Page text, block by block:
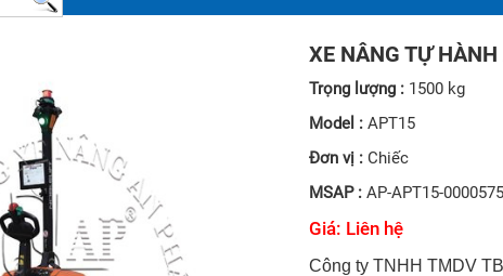
XE NÂNG TỰ
Trọng lượng : 1500 kg
Model : APT15
Đơn vị : Chiếc
MSAP : AP-APT15-
Giá: Liên hệ
Công ty TNHH TMDV